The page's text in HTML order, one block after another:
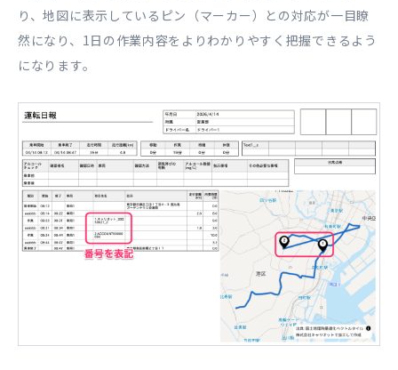
り、地図に表示しているピン（マーカー）との対応が一目瞭
然になり、1日の作業内容をよりわかりやすく把握できるよう
になります。